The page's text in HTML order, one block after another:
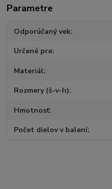
Parametre
Odporúčaný vek
Určené pre
Materiál
Rozmery (š-v-h)
Hmotnosť
Počet dielov v balení